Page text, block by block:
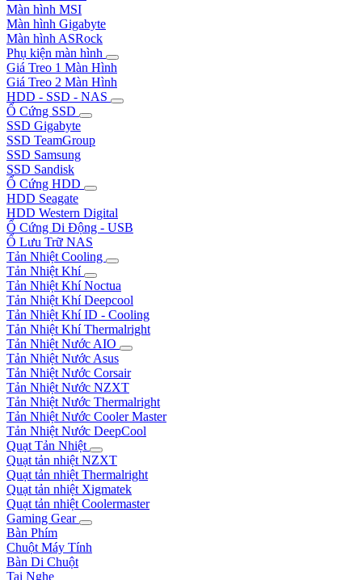
Màn hình MSI
Màn hình Gigabyte
Màn hình ASRock
Phụ kiện màn hình
Giá Treo 1 Màn Hình
Giá Treo 2 Màn Hình
HDD - SSD - NAS
Ổ Cứng SSD
SSD Gigabyte
SSD TeamGroup
SSD Samsung
SSD Sandisk
Ổ Cứng HDD
HDD Seagate
HDD Western Digital
Ổ Cứng Di Động - USB
Ổ Lưu Trữ NAS
Tản Nhiệt Cooling
Tản Nhiệt Khí
Tản Nhiệt Khí Noctua
Tản Nhiệt Khí Deepcool
Tản Nhiệt Khí ID - Cooling
Tản Nhiệt Khí Thermalright
Tản Nhiệt Nước AIO
Tản Nhiệt Nước Asus
Tản Nhiệt Nước Corsair
Tản Nhiệt Nước NZXT
Tản Nhiệt Nước Thermalright
Tản Nhiệt Nước Cooler Master
Tản Nhiệt Nước DeepCool
Quạt Tản Nhiệt
Quạt tản nhiệt NZXT
Quạt tản nhiệt Thermalright
Quạt tản nhiệt Xigmatek
Quạt tản nhiệt Coolermaster
Gaming Gear
Bàn Phím
Chuột Máy Tính
Bàn Di Chuột
Tai Nghe